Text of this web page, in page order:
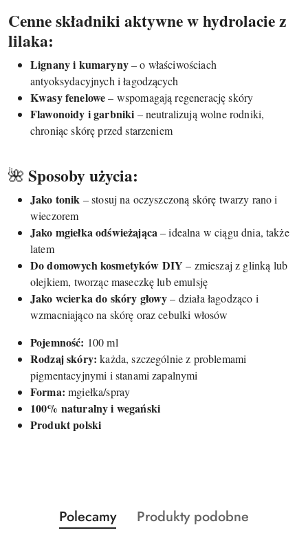
Cenne składniki aktywne w hydrolacie z
lilaka:
Lignany i kumaryny– o właściwościach
antyoksydacyjnych i łagodzących
Kwasy fenelowe– wspomagają regenerację skóry
Flawonoidy i garbniki – neutralizują wolne rodniki,
chroniąc skórę przed starzeniem
🌺 Sposoby użycia:
Jako tonik – stosuj na oczyszczoną skórę twarzy rano i
wieczorem
Jako mgiełka odświeżająca– idealna w ciągu dnia, także
latem
Do domowych kosmetyków DIY – zmieszaj z glinką lub
olejkiem, tworząc maseczkę lub emulsję
Jako wcierka do skóry głowy– działa łagodząco i
wzmacniająco na skórę oraz cebulki włosów
Pojemność: 100 ml
Rodzaj skóry: każda, szczególnie z problemami
pigmentacyjnymi i stanami zapalnymi
Forma: mgiełka/spray
100% naturalny i wegański
Produkt polski
Pomiń karuzelę produktów
Produkty
Polecamy
Produkty
Produkty podobne